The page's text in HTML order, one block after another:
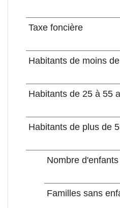
Taxe foncière
Habitants de moins
Habitants de 25 à 55
Habitants de plus de
Nombre
Familles sans